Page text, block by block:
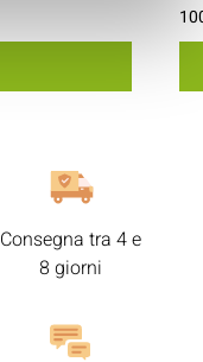
Consegna tra 4 e
8 giorni